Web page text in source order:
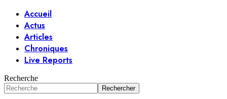
Accueil
Actus
Articles
Chroniques
Live Reports
Recherche